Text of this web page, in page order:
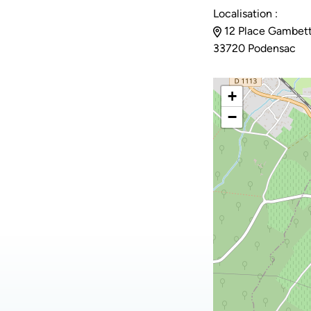
Localisation :
12 Place
33720 Podensac
+
−